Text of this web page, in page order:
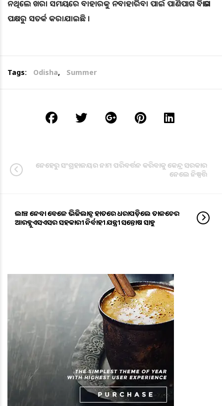
ନଥିଲେ ଖରା ସମୟରେ ବାହାରକୁ ନବାହାରିବା ପାଇଁ ପାଣିପାଗ ବିଭାଗ
ପକ୍ଷରୁ ସତର୍କ କରାଯାଇଛି ।
Tags: Odisha, Summer
ନେହେରୁ ସଂଗ୍ରହାଳୟର ନାମ ପରିବର୍ତ୍ତନ କରିବାକୁ କେନ୍ଦ୍ର ସରକାର
ନେଲେ ନିଷ୍ପତ୍ତି
ଲାଞ୍ଚ ନେବା ବେଳେ ଭିଜିଲାନ୍ସ ହାତରେ ଧରାପଡ଼ିଲେ ତାଳଚେର
ଆରଡବ୍ଲୁଏସଏସର ସହକାରୀ ନିର୍ବାହୀ ଯନ୍ତ୍ରୀ ସନ୍ତୋଷ ସାହୁ